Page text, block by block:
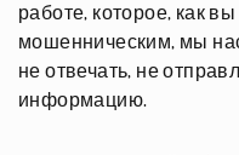
работе, которое, как
мошенническим, мы
не отвечать, не
информацию.